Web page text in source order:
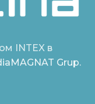
INTEX в
Grup.